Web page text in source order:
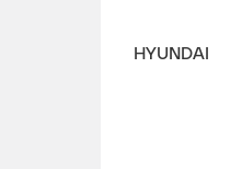
HYUNDAI